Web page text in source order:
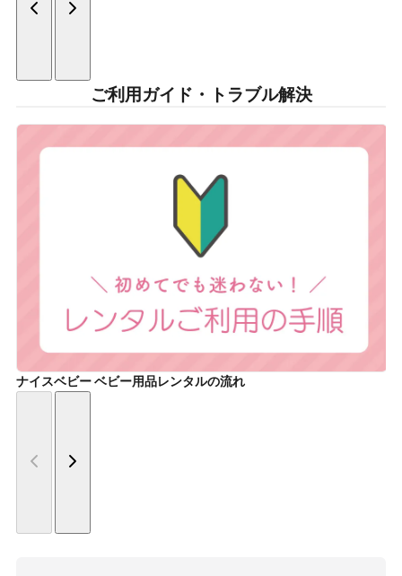
ご利用ガイド・トラブル解決
ナイスベビー ベビー用品レンタルの流れ